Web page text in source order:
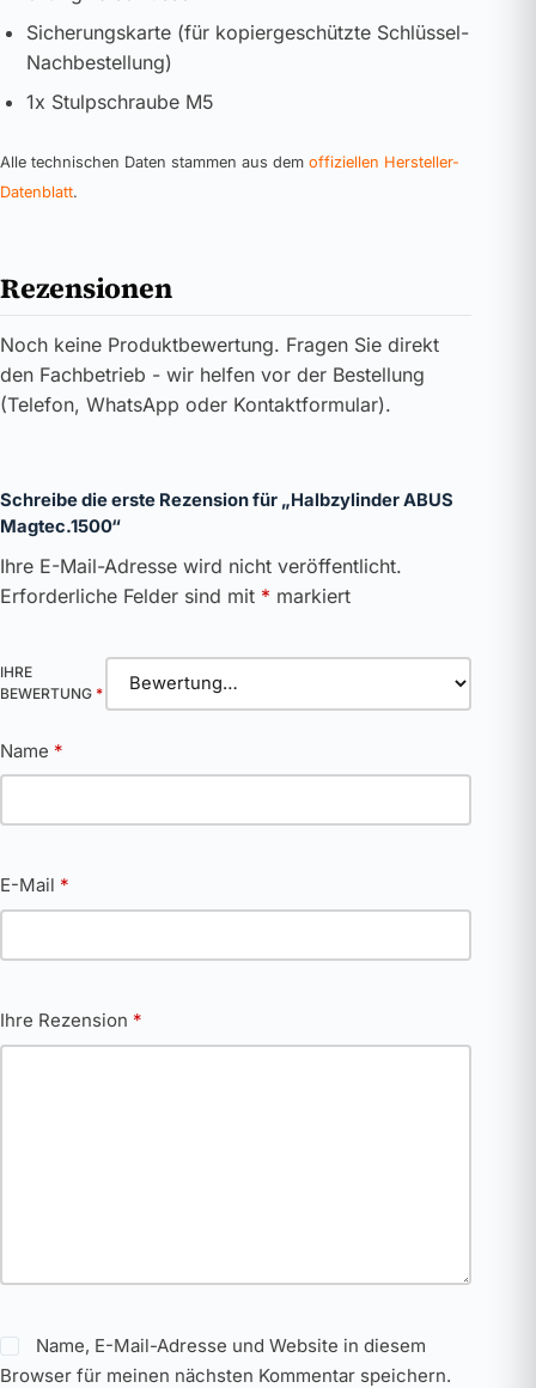
Sicherungskarte (für kopiergeschützte Schlüssel-
Nachbestellung)
1x Stulpschraube M5
Alle technischen Daten stammen aus dem offiziellen Hersteller-
Datenblatt.
Rezensionen
Noch keine Produktbewertung. Fragen Sie direkt
den Fachbetrieb - wir helfen vor der Bestellung
(Telefon, WhatsApp oder Kontaktformular).
Schreibe die erste Rezension für „Halbzylinder ABUS
Magtec.1500“
Ihre E-Mail-Adresse wird nicht veröffentlicht.
Erforderliche Felder sind mit * markiert
IHRE
BEWERTUNG *
Name *
E-Mail *
Ihre Rezension *
Name, E-Mail-Adresse und Website in diesem
Browser für meinen nächsten Kommentar speichern.